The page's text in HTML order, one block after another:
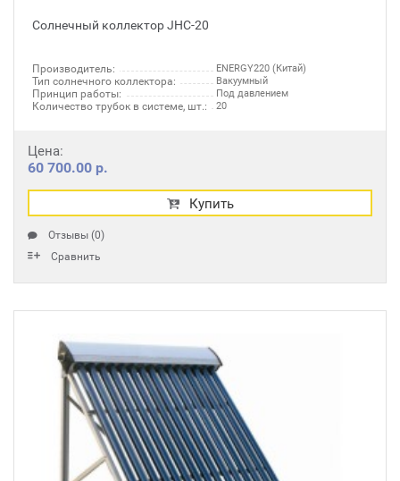
Солнечный коллектор JHC-20
Производитель: ENERGY220 (Китай)
Тип солнечного коллектора: Вакуумный
Принцип работы: Под давлением
Количество трубок в системе, шт.: 20
Цена:
60 700.00 р.
Купить
Отзывы (0)
Сравнить